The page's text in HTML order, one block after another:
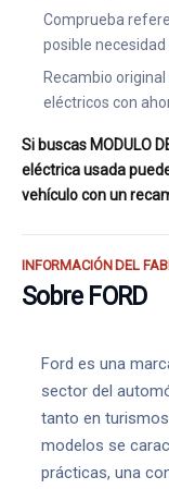
Comprueba
posible necesidad
Recambio
eléctricos con
Si buscas MODULO
eléctrica usada
vehículo con un
INFORMACIÓN DEL
Sobre FORD
Ford es una
sector del
tanto en
modelos se
prácticas, una